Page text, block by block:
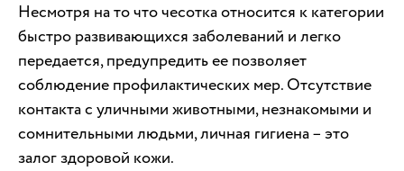
Несмотря на то что чесотка относится к категории
быстро развивающихся заболеваний и легко
передается, предупредить ее позволяет
соблюдение профилактических мер. Отсутствие
контакта с уличными животными, незнакомыми и
сомнительными людьми, личная гигиена – это
залог здоровой кожи.